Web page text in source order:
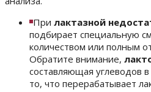
При лактазной
подбирает специальную
количеством или полным
Обратите внимание,
составляющая углеводов
то, что перерабатывает